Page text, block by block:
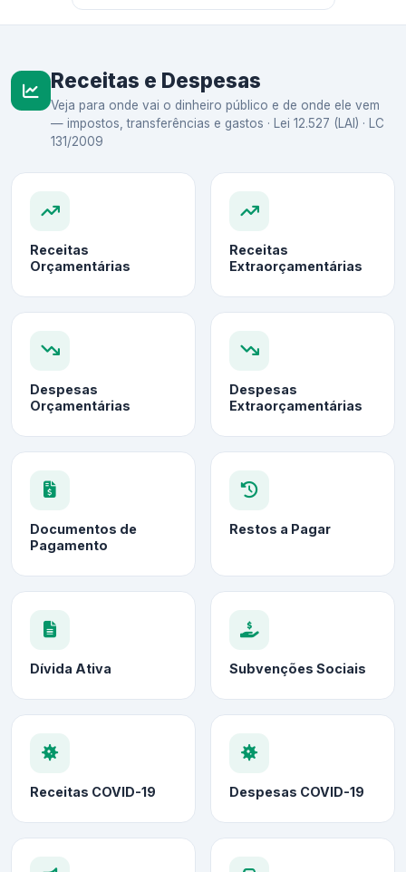
Receitas e Despesas
Veja para onde vai o dinheiro público e de onde ele vem
— impostos, transferências e gastos · Lei 12.527 (LAI) · LC
131/2009
Receitas
Orçamentárias
Receitas
Extraorçamentárias
Despesas
Orçamentárias
Despesas
Extraorçamentárias
Documentos de
Pagamento
Restos a Pagar
Dívida Ativa Subvenções Sociais
Receitas COVID-19 Despesas COVID-19